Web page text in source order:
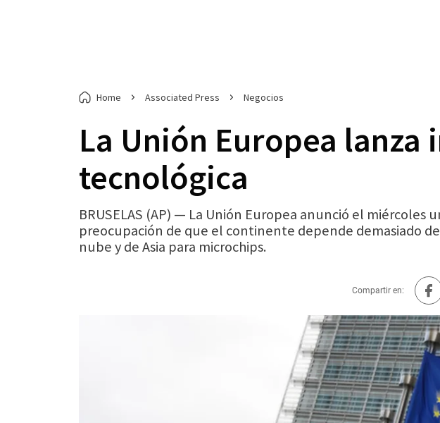
Home Associated Press Negocios
La Unión Europea
tecnológica
BRUSELAS (AP) — La Unión Europea anunció el
preocupación de que el continente depende demasiado
nube y de Asia para microchips.
Compartir en: